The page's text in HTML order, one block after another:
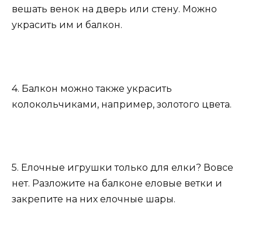
вешать венок на дверь или стену. Можно
украсить им и балкон.
4. Балкон можно также украсить
колокольчиками, например, золотого цвета.
5. Елочные игрушки только для елки? Вовсе
нет. Разложите на балконе еловые ветки и
закрепите на них елочные шары.